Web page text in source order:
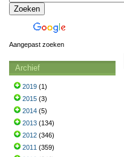
Aangepast zoeken
Archief
2019 (1)
2015 (3)
2014 (5)
2013 (134)
2012 (346)
2011 (359)